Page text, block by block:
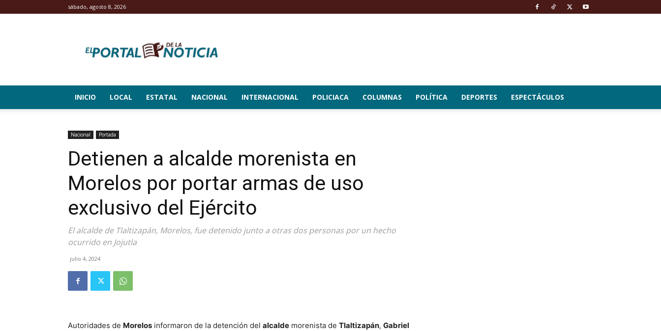
sábado, agosto 8, 2026
Portal
de
INICIO LOCAL ESTATAL NACIONAL INTERNACIONAL POLICIACA COLUMNAS POLÍTICA DEPORTES ESPECTÁCULOS
Nacional Portada
Detienen a alcalde morenista en
Morelos por portar armas de uso
exclusivo del Ejército
El alcalde de Tlaltizapán, Morelos, fue detenido junto a otras dos personas por un hecho
ocurrido en Jojutla
julio 4, 2024
Autoridades de Morelos informaron de la detención del alcalde morenista de Tlaltizapán, Gabriel